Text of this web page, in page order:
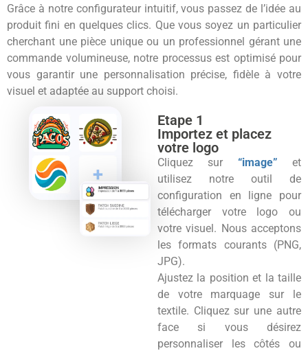
Grâce à notre configurateur intuitif, vous passez de l’idée au
produit fini en quelques clics. Que vous soyez un particulier
cherchant une pièce unique ou un professionnel gérant une
commande volumineuse, notre processus est optimisé pour
vous garantir une personnalisation précise, fidèle à votre
visuel et adaptée au support choisi.
Etape 1
Importez et placez
votre logo
Cliquez sur “image” et
utilisez notre outil de
configuration en ligne pour
télécharger votre logo ou
votre visuel. Nous acceptons
les formats courants (PNG,
JPG).
Ajustez la position et la taille
de votre marquage sur le
textile. Cliquez sur une autre
face si vous désirez
personnaliser les côtés ou